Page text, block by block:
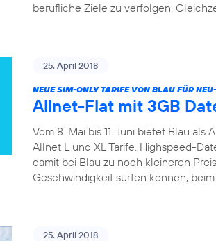
berufliche Ziele zu verfolgen.
25. April 2018
NEUE SIM-ONLY TARIFE VON BLAU FÜR
Allnet-Flat mit 3GB
Vom 8. Mai bis 11. Juni bietet Blau
Allnet L und XL Tarife. Highspeed-
damit bei Blau zu noch kleineren
Geschwindigkeit surfen können,
25. April 2018